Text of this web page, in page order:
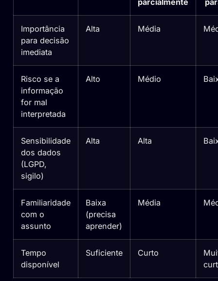
Importância
para decisão
imediata
Alta Média
Risco se a
informação
for mal
interpretada
Alto Médio
Sensibilidade
dos dados
(LGPD,
sigilo)
Alta Alta
Familiaridade
com o
assunto
Baixa
(precisa
aprender)
Média
Tempo
disponível
Suficiente Curto